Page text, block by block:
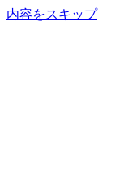
内容をスキップ